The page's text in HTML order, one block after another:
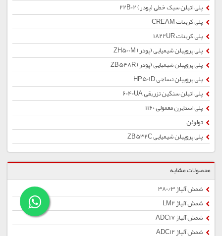
پلی اتیلن سبک خطی (پودر) 22B02
پلی کربنات CREAM
پلی کربنات 1822UR
پلی پروپیلن شیمیایی (پودر) ZH500M
پلی پروپیلن شیمیایی (پودر) ZB548R
پلی پروپیلن نساجی HP501D
پلی اتیلن سنگین تزریقی 6040UA
پلی استایرن معمولی 1160
تولوئن
پلی پروپیلن شیمیایی ZB532C
محصولات مشابه
شمش آلیاژ 380/3
شمش آلیاژ LM2
شمش آلیاژ ADC17
شمش آلیاژ ADC12